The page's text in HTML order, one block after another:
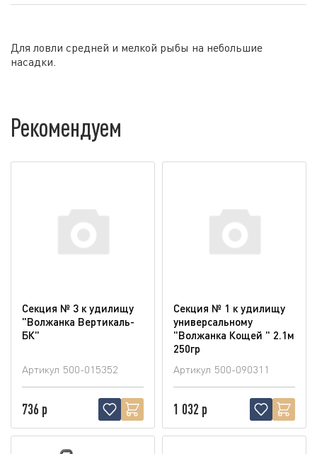
Для ловли средней и мелкой рыбы на небольшие
насадки.
Рекомендуем
Секция № 3 к удилищу
"Волжанка Вертикаль-
БК"
Артикул 500-015352
736 р
Секция № 1 к удилищу
универсальному
"Волжанка Кощей " 2.1м
250гр
Артикул 500-090311
1 032 р